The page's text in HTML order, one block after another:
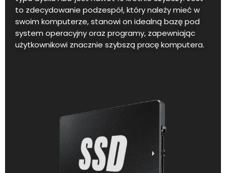
to zdecydowanie podzespół, który należy mieć w
swoim komputerze, stanowi on idealną bazę pod
system operacyjny oraz programy, zapewniając
użytkownikowi znacznie szybszą pracę komputera.